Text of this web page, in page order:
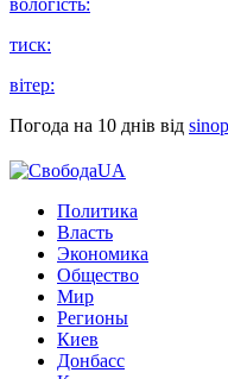
вологість:
тиск:
вітер:
Погода на 10 днів від
Политика
Власть
Экономика
Общество
Мир
Регионы
Киев
Донбасс